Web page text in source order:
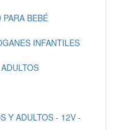
BEBÉ
INFANTILES
Y ADULTOS - 12V -